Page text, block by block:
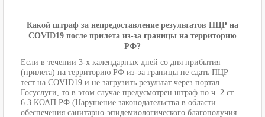
Какой штраф за непредоставление результатов ПЦР на
COVID19 после прилета из-за границы на территорию
РФ?
Если в течении 3-х календарных дней со дня прибытия
(прилета) на территорию РФ из-за границы не сдать ПЦР
тест на COVID19 и не загрузить результат через портал
Госуслуги, то в этом случае предусмотрен штраф по ч. 2 ст.
6.3 КОАП РФ (Нарушение законодательства в области
обеспечения санитарно-эпидемиологического благополучия